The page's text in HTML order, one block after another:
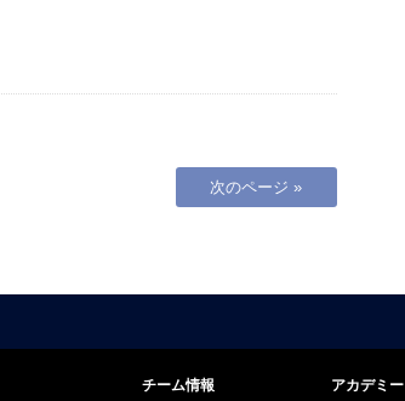
次のページ »
チーム情報 アカデミー